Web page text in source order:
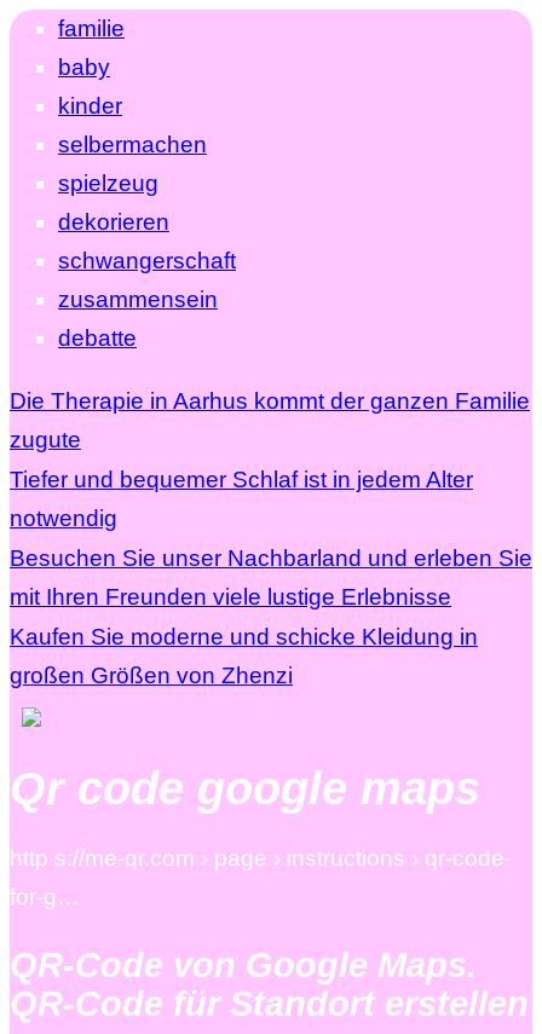
familie
baby
kinder
selbermachen
spielzeug
dekorieren
schwangerschaft
zusammensein
debatte
Die Therapie in Aarhus kommt der ganzen Familie
zugute
Tiefer und bequemer Schlaf ist in jedem Alter
notwendig
Besuchen Sie unser Nachbarland und erleben Sie
mit Ihren Freunden viele lustige Erlebnisse
Kaufen Sie moderne und schicke Kleidung in
großen Größen von Zhenzi
Qr code google maps
http s://me-qr.com › page › instructions › qr-code-
for-g…
QR-Code von Google Maps.
QR-Code für Standort erstellen